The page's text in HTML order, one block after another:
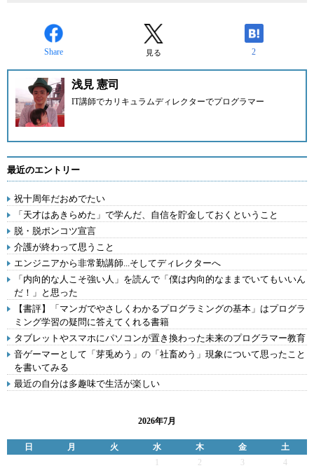
Share 見る 2
浅見 憲司
IT講師でカリキュラムディレクターでプログラマー
最近のエントリー
祝十周年だおめでたい
「天才はあきらめた」で学んだ、自信を貯金しておくということ
脱・脱ポンコツ宣言
介護が終わって思うこと
エンジニアから非常勤講師...そしてディレクターへ
「内向的な人こそ強い人」を読んで「僕は内向的なままでいてもいいん
だ！」と思った
【書評】「マンガでやさしくわかるプログラミングの基本」はプログラ
ミング学習の疑問に答えてくれる書籍
タブレットやスマホにパソコンが置き換わった未来のプログラマー教育
音ゲーマーとして「芽兎めう」の「社畜めう」現象について思ったこと
を書いてみる
最近の自分は多趣味で生活が楽しい
2026年7月
日 月 火 水 木 金
土
2 3
4